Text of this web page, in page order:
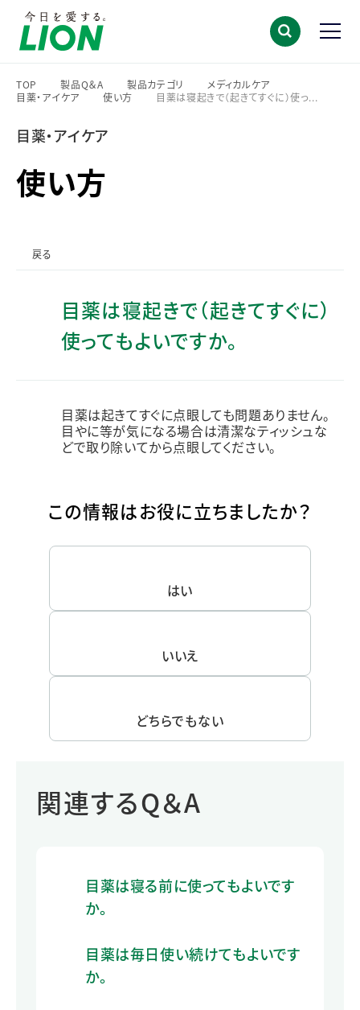
TOP
>
製品Q＆A
>
製品カテゴリ
>
メディカルケア
>
目薬・アイケア
使い方
目薬は寝起きで（起きてすぐに）使っ...
目薬・アイケア
使い方
戻る
目薬は寝起きで（起きてすぐに）
使ってもよいですか。
目薬は起きてすぐに点眼しても問題ありません。
目やに等が気になる場合は清潔なティッシュな
どで取り除いてから点眼してください。
この情報はお役に立ちましたか？
はい
いいえ
どちらでもない
関連するQ＆A
目薬は寝る前に使ってもよいです
か。
目薬は毎日使い続けてもよいです
か。